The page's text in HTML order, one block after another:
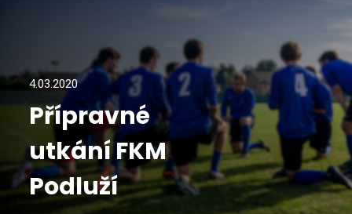
ST. PŘÍPRAVKA
ML. PŘÍPRAVKA
MINI
GALERIE
4.03.2020
Přípravné
utkání FKM
Podluží